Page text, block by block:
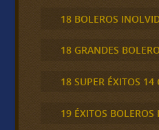
18 BOLEROS
18 GRANDES
18 SUPER ÉXITOS 14
19 ÉXITOS BOLEROS